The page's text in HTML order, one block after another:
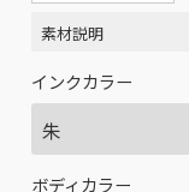
素材説明
インクカラー
ボディカラー